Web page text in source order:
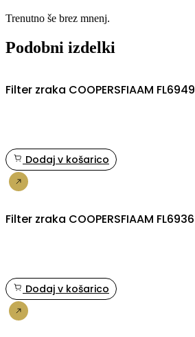
Trenutno še brez mnenj.
Podobni izdelki
Filter zraka COOPERSFIAAM FL6949
Dodaj v košarico
Filter zraka COOPERSFIAAM FL6936
Dodaj v košarico